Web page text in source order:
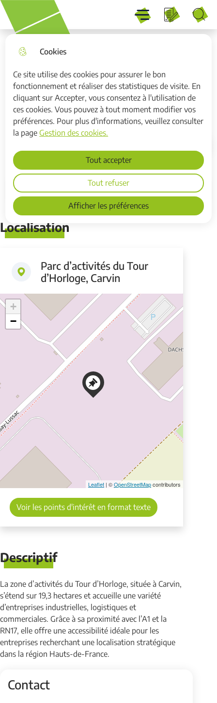
Cookies
Ce site utilise des cookies pour assurer le bon
fonctionnement et réaliser des statistiques de visite. En
cliquant sur Accepter, vous consentez à l'utilisation de
ces cookies. Vous pouvez à tout moment modifier vos
préférences. Pour plus d'informations, veuillez consulter
la pageGestion des cookies.
Afficher les préférences
Tout accepter
Tout refuser
menu
Aller à la
recherche
Aller au
contenu
principal
Consulter
le plan du
site
Menu principal
Menu
Parc d’activités du Tour
d’Horloge, Carvin
Accueil
Sommaire
Localisation
Parc d’activités du Tour
d’Horloge, Carvin
+
−
Leaflet | ©OpenStreetMapcontributors
Voir les points d'intérêt en format texte
Descriptif
La zone d’activités du Tour d’Horloge, située à Carvin,
s’étend sur 19,3 hectares et accueille une variété
d’entreprises industrielles, logistiques et
commerciales. Grâce à sa proximité avec l’A1 et la
RN17, elle offre une accessibilité idéale pour les
entreprises recherchant une localisation stratégique
dans la région Hauts-de-France.
Contact